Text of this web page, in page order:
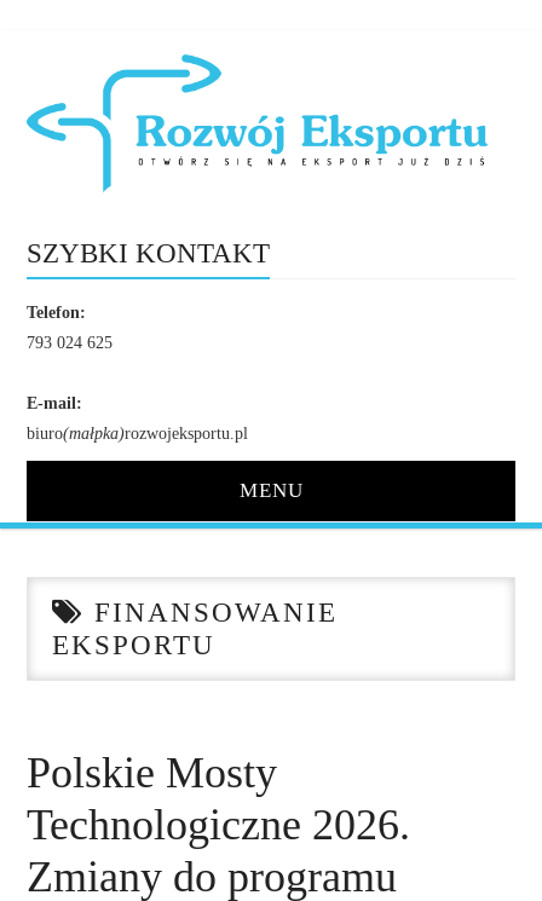
SZYBKI KONTAKT
Telefon:
793 024 625
E-mail:
biuro(małpka)rozwojeksportu.pl
MENU
O NAS
DORADZTWO
PLAN ROZWOJU EKSPORTU
PROEXIO
FINANSOWANIE
EKSPORTU
Polskie Mosty
Technologiczne 2026.
Zmiany do programu